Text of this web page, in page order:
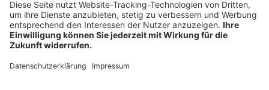
INFORMATIONEN
Deutschland